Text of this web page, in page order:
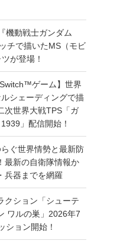
機動戦士ガンダム
チで描いたMS（モビ
が登場！
Switch™ゲーム】世界
シェーディングで描
次世界大戦TPS「ガ
」配信開始！
らぐ世界情勢と最新防
最新の自衛隊情報か
兵器までを網羅
クション「シューテ
ワルの巣」2026年7
ション開始！